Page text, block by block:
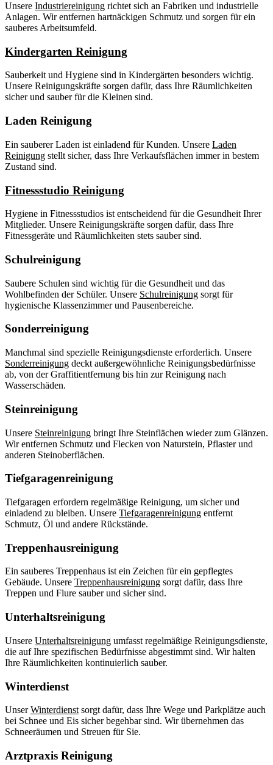
Unsere Industriereinigung richtet sich an Fabriken und industrielle
Anlagen. Wir entfernen hartnäckigen Schmutz und sorgen für ein
sauberes Arbeitsumfeld.
Kindergarten Reinigung
Sauberkeit und Hygiene sind in Kindergärten besonders wichtig.
Unsere Reinigungskräfte sorgen dafür, dass Ihre Räumlichkeiten
sicher und sauber für die Kleinen sind.
Laden Reinigung
Ein sauberer Laden ist einladend für Kunden. Unsere Laden
Reinigung stellt sicher, dass Ihre Verkaufsflächen immer in bestem
Zustand sind.
Fitnessstudio Reinigung
Hygiene in Fitnessstudios ist entscheidend für die Gesundheit Ihrer
Mitglieder. Unsere Reinigungskräfte sorgen dafür, dass Ihre
Fitnessgeräte und Räumlichkeiten stets sauber sind.
Schulreinigung
Saubere Schulen sind wichtig für die Gesundheit und das
Wohlbefinden der Schüler. Unsere Schulreinigung sorgt für
hygienische Klassenzimmer und Pausenbereiche.
Sonderreinigung
Manchmal sind spezielle Reinigungsdienste erforderlich. Unsere
Sonderreinigung deckt außergewöhnliche Reinigungsbedürfnisse
ab, von der Graffitientfernung bis hin zur Reinigung nach
Wasserschäden.
Steinreinigung
Unsere Steinreinigung bringt Ihre Steinflächen wieder zum Glänzen.
Wir entfernen Schmutz und Flecken von Naturstein, Pflaster und
anderen Steinoberflächen.
Tiefgaragenreinigung
Tiefgaragen erfordern regelmäßige Reinigung, um sicher und
einladend zu bleiben. Unsere Tiefgaragenreinigung entfernt
Schmutz, Öl und andere Rückstände.
Treppenhausreinigung
Ein sauberes Treppenhaus ist ein Zeichen für ein gepflegtes
Gebäude. Unsere Treppenhausreinigung sorgt dafür, dass Ihre
Treppen und Flure sauber und sicher sind.
Unterhaltsreinigung
Unsere Unterhaltsreinigung umfasst regelmäßige Reinigungsdienste,
die auf Ihre spezifischen Bedürfnisse abgestimmt sind. Wir halten
Ihre Räumlichkeiten kontinuierlich sauber.
Winterdienst
UnserWinterdienst sorgt dafür, dass Ihre Wege und Parkplätze auch
bei Schnee und Eis sicher begehbar sind. Wir übernehmen das
Schneeräumen und Streuen für Sie.
Arztpraxis Reinigung